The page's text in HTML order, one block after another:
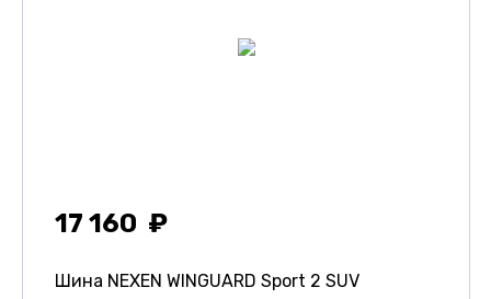
17 160
Шина NEXEN WINGUARD Sport 2 SUV